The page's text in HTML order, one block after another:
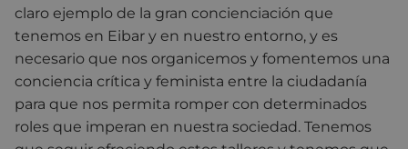
claro ejemplo de la gran concienciación que
tenemos en Eibar y en nuestro entorno, y es
necesario que nos organicemos y fomentemos una
conciencia crítica y feminista entre la ciudadanía
para que nos permita romper con determinados
roles que imperan en nuestra sociedad. Tenemos